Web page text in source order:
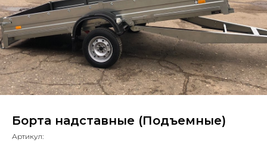
Борта надставные (Подъемные)
Артикул: